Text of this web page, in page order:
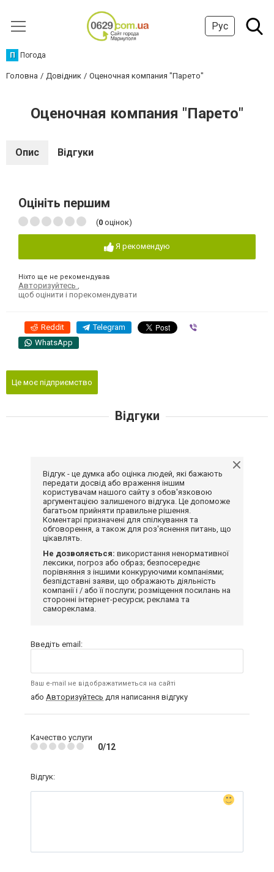
Рус
П Погода
Головна Довідник Оценочная компания "Парето"
Оценочная компания "Парето"
Опис Відгуки
Оцініть першим
(0 оцінок)
Я рекомендую
Ніхто ще не рекомендував
Авторизуйтесь
щоб оцінити і порекомендувати
Reddit Telegram
WhatsApp
Це моє підприємство
Відгуки
Відгук - це думка або оцінка людей, які бажають
передати досвід або враження іншим
користувачам нашого сайту з обов'язковою
аргументацією залишеного відгука. Це допоможе
багатьом прийняти правильне рішення.
Коментарі призначені для спілкування та
обговорення, а також для роз'яснення питань, що
цікавлять.
Не дозволяється: використання ненормативної
лексики, погроз або образ; безпосереднє
порівняння з іншими конкуруючими компаніями;
безпідставні заяви, що ображають діяльність
компанії і / або її послуги; розміщення посилань на
сторонні інтернет-ресурси; реклама та
самореклама.
Введіть email:
Ваш e-mail не відображатиметься на сайті
або Авторизуйтесь для написання відгуку
Качество услуги
0/12
Відгук: